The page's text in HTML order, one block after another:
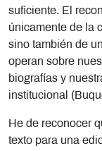
suficiente. El
únicamente de la
sino también de
operan sobre
biografías y
institucional
He de reconocer
texto para una